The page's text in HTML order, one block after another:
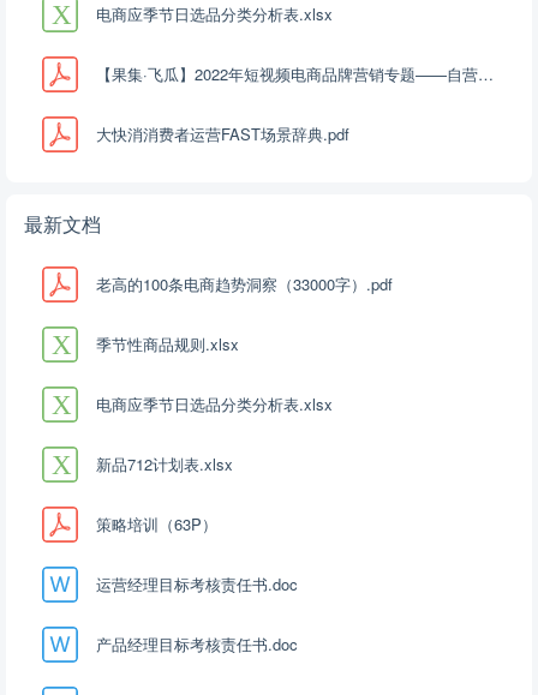
电商应季节日选品分类分析表.xlsx
【果集·飞瓜】2022年短视频电商品牌营销专题——自营小店及品牌自播机会洞察.pdf
大快消消费者运营FAST场景辞典.pdf
最新文档
老高的100条电商趋势洞察（33000字）.pdf
季节性商品规则.xlsx
电商应季节日选品分类分析表.xlsx
新品712计划表.xlsx
策略培训（63P）
运营经理目标考核责任书.doc
产品经理目标考核责任书.doc